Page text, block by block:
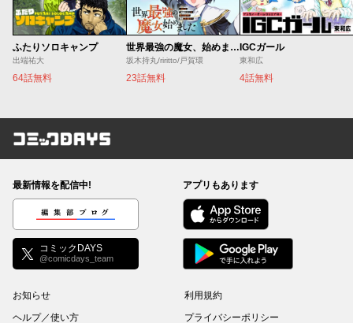
ふたりソロキャンプ
出端祐大
64話無料
世界最強の魔女、始めました ～私だけ『攻略サイト』を見れる世界で自由に生きます～
坂木持丸/riritto/戸賀環
23話無料
IGCガール
東和広
4話無料
コミックDAYS
最新情報を配信中!
編集部ブログ
コミックDAYS
@comicdays_team
アプリもあります
お知らせ
ヘルプ／使い方
利用規約
プライバシーポリシー